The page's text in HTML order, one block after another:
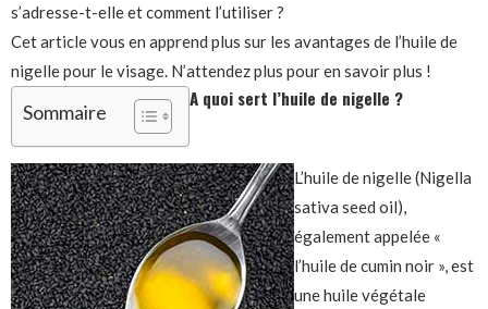
s’adresse-t-elle et comment l’utiliser ?
Cet article vous en apprend plus sur les avantages de l’huile de
nigelle pour le visage. N’attendez plus pour en savoir plus !
Sommaire
A quoi sert l’huile de nigelle ?
L’huile de nigelle (Nigella
sativa seed oil),
également appelée «
l’huile de cumin noir », est
une huile végétale